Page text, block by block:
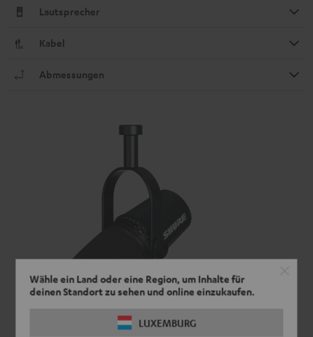
Wähle ein Land oder eine Region, um Inhalte für
deinen Standort zu sehen und online einzukaufen.
LUXEMBURG
Lautsprecher
Kabel
Abmessungen